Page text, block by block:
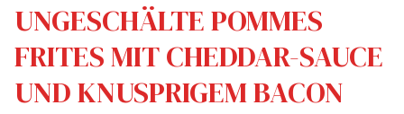
INTERESSANTES
SHOWROOM
ARBEITEN SIE MIT UNS
UNGESCHÄLTE POMMES
FRITES MIT CHEDDAR-SAUCE
UND KNUSPRIGEM BACON